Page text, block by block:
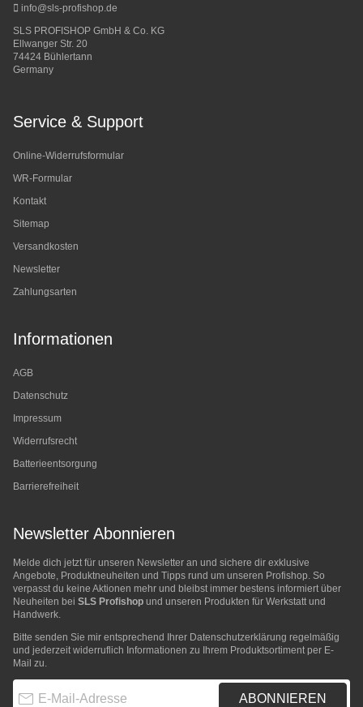
info@sls-profishop.de
SLS PROFISHOP GmbH & Co. KG
Ellwanger Str. 20
74424 Bühlertann
Germany
Service & Support
Online-Widerrufsformular
WR-Formular
Kontakt
Sitemap
Versandkosten
Newsletter
Zahlungsarten
Informationen
AGB
Datenschutz
Impressum
Widerrufsrecht
Batterieentsorgung
Barrierefreiheit
Newsletter Abonnieren
Melde dich jetzt für unseren Newsletter an und sichere dir exklusive
Angebote, Produktneuheiten und Tipps rund um unseren Profishop. So
verpasst du keine Aktionen mehr und bleibst immer bestens informiert über
Neuheiten bei SLS Profishop und unseren Produkten für Werkstatt und
Handwerk.
Bitte senden Sie mir entsprechend Ihrer Datenschutzerklärung regelmäßig
und jederzeit widerruflich Informationen zu Ihrem Produktsortiment per E-
Mail zu.
ABONNIEREN